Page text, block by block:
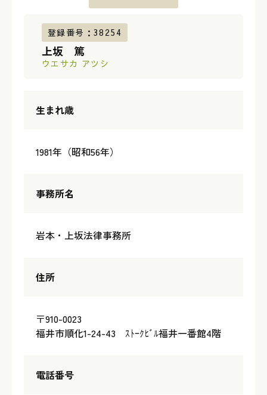
上坂 篤
ウエサカ アツシ
登録番号：38254
生まれ歳
1981年（昭和56年）
事務所名
岩本・上坂法律事務所
住所
〒910-0023
福井市順化1-24-43 ｽﾄｰｸﾋﾞﾙ福井一番館4階
電話番号